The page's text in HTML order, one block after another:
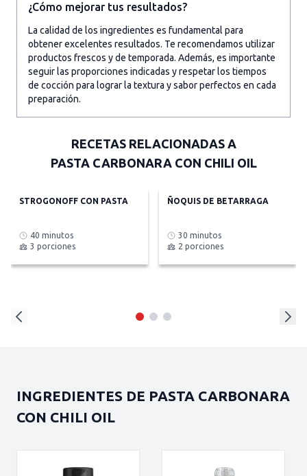
¿Cómo mejorar tus resultados?
La calidad de los ingredientes es fundamental para
obtener excelentes resultados. Te recomendamos utilizar
productos frescos y de temporada. Además, es importante
seguir las proporciones indicadas y respetar los tiempos
de cocción para lograr la textura y sabor perfectos en cada
preparación.
RECETAS RELACIONADAS A
PASTA CARBONARA CON CHILI OIL
STROGONOFF CON PASTA
40 minutos
3 porciones
ÑOQUIS DE BETARRAGA
30 minutos
2 porciones
INGREDIENTES DE PASTA CARBONARA
CON CHILI OIL